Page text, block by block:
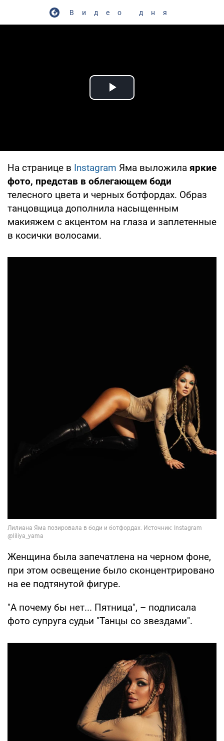
Видео дня
Play Video
На странице в Instagram Яма выложила яркие
фото, представ в облегающем боди
телесного цвета и черных ботфордах. Образ
танцовщица дополнила насыщенным
макияжем с акцентом на глаза и заплетенные
в косички волосами.
Женщина была запечатлена на черном фоне,
при этом освещение было сконцентрировано
на ее подтянутой фигуре.
"А почему бы нет... Пятница", – подписала
фото супруга судьи "Танцы со звездами".